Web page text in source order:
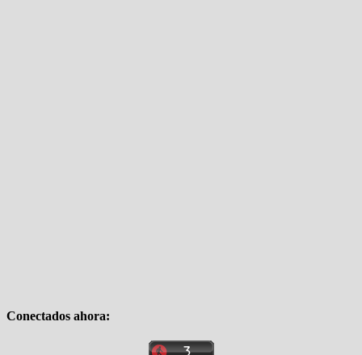
Conectados ahora: